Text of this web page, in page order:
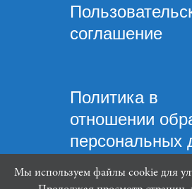
соглашение
Политика в
отношении
персональных
Мы используем файлы cookie для